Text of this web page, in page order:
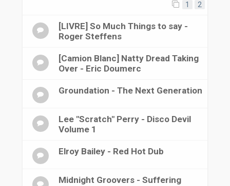
1 2
[LIVRE] So Much Things to say -
Roger Steffens
[Camion Blanc] Natty Dread Taking
Over - Eric Doumerc
Groundation - The Next Generation
Lee "Scratch" Perry - Disco Devil
Volume 1
Elroy Bailey - Red Hot Dub
Midnight Groovers - Suffering